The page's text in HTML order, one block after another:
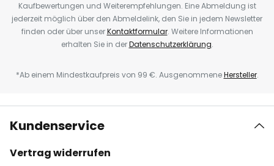
Kaufbewertungen und Weiterempfehlungen. Eine Abmeldung ist
jederzeit möglich über den Abmeldelink, den Sie in jedem Newsletter
finden oder über unserKontaktformular. Weitere Informationen
erhalten Sie in derDatenschutzerklärung.
*Ab einem Mindestkaufpreis von 99 €. AusgenommeneHersteller.
Kundenservice
Vertrag widerrufen